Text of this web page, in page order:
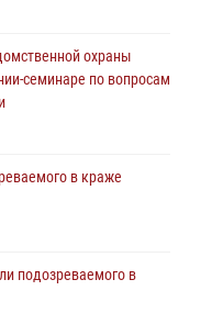
охраны
семинаре по вопросам
в краже
подозреваемого в